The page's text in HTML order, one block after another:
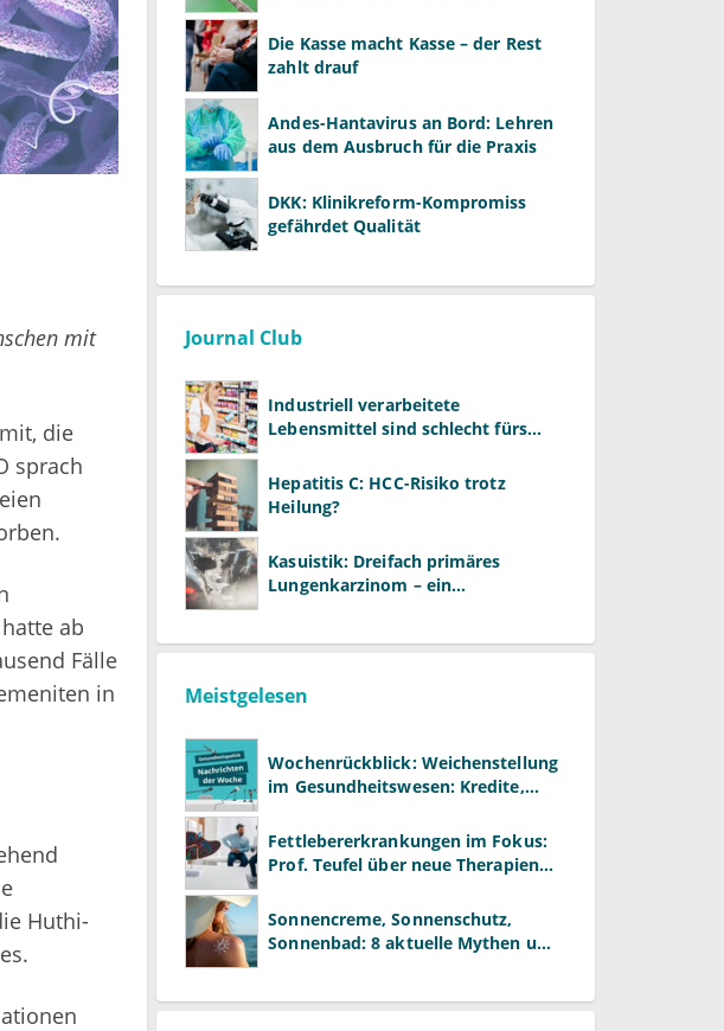
mit
die
sprach
ab
Fälle
in
Huthi-
Die Kasse macht Kasse – der Rest
zahlt drauf
Andes-Hantavirus an Bord: Lehren
aus dem Ausbruch für die Praxis
DKK: Klinikreform-Kompromiss
gefährdet Qualität
Journal Club
Industriell verarbeitete
Lebensmittel sind schlecht fürs
Hepatitis C: HCC-Risiko trotz
Heilung?
Kasuistik: Dreifach primäres
Lungenkarzinom – ein
Meistgelesen
Wochenrückblick: Weichenstellung
im Gesundheitswesen: Kredite,
Fettlebererkrankungen im Fokus:
Prof. Teufel über neue Therapien
Sonnencreme, Sonnenschutz,
Sonnenbad: 8 aktuelle Mythen und